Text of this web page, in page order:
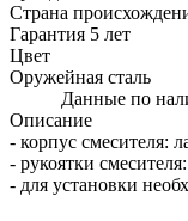
Страна
Гарантия 5 лет
Цвет
Оружейная сталь
Данные по
Описание
- корпус смесителя:
- рукоятки
- для установки